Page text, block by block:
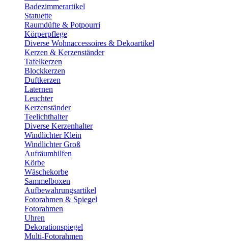
Badezimmerartikel
Statuette
Raumdüfte & Potpourri
Körperpflege
Diverse Wohnaccessoires & Dekoartikel
Kerzen & Kerzenständer
Tafelkerzen
Blockkerzen
Duftkerzen
Laternen
Leuchter
Kerzenständer
Teelichthalter
Diverse Kerzenhalter
Windlichter Klein
Windlichter Groß
Aufräumhilfen
Körbe
Wäschekorbe
Sammelboxen
Aufbewahrungsartikel
Fotorahmen & Spiegel
Fotorahmen
Uhren
Dekorationspiegel
Multi-Fotorahmen